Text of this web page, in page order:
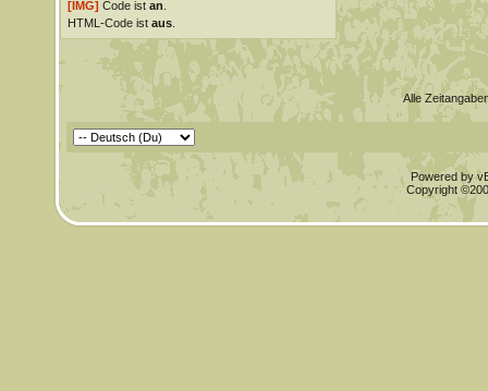
[IMG] Code ist an
HTML-Code ist aus.
Alle
Powered by
Copyright